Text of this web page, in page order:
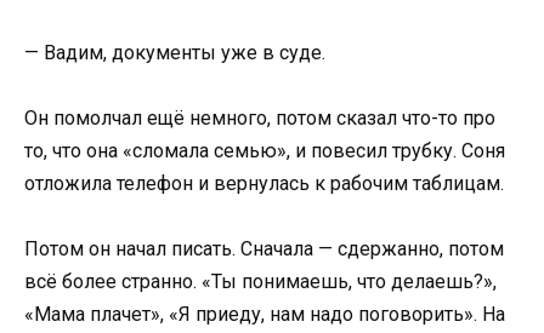
— Вадим, документы уже в суде.
Он помолчал ещё немного, потом сказал что-то про
то, что она «сломала семью», и повесил трубку. Соня
отложила телефон и вернулась к рабочим таблицам.
Потом он начал писать. Сначала — сдержанно, потом
всё более странно. «Ты понимаешь, что делаешь?»,
«Мама плачет», «Я приеду, нам надо поговорить». На